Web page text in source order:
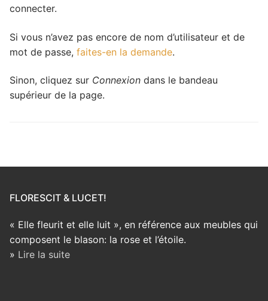
connecter.
Si vous n’avez pas encore de nom d’utilisateur et de
mot de passe, faites-en la demande.
Sinon, cliquez sur Connexion dans le bandeau
supérieur de la page.
FLORESCIT & LUCET!
« Elle fleurit et elle luit », en référence aux meubles qui
composent le blason: la rose et l’étoile.
» Lire la suite